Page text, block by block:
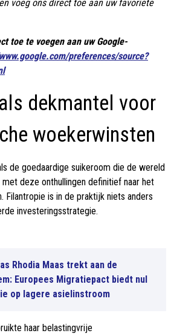
voeg ons direct toe aan uw favoriete
toe te voegen aan uw Google-
preferences/source?
dekmantel voor
woekerwinsten
de goedaardige suikeroom die de wereld
deze onthullingen definitief naar het
Filantropie is in de praktijk niets anders
investeringsstrategie.
Rhodia Maas trekt aan de
Europees Migratiepact biedt nul
op lagere asielinstroom
haar belastingvrije